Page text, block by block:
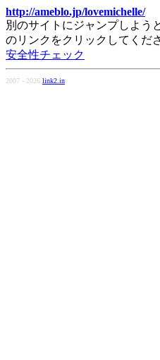
http://ameblo.jp/lovemichelle/
別のサイトにジャンプしよう
のリンクをクリックしてくだ
安全性チェック
2007 - 2026 link2.in